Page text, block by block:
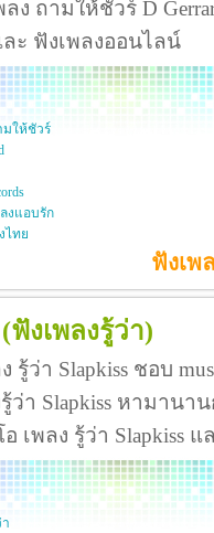
ง ถามให้ชัวร์ D
ละ ฟังเพลงออนไลน์
มให้ชัวร์
ลงแอบรัก
ไทย
ฟังเพ
(ฟังเพลงรู้ว่า)
รู้ว่า Slapkiss ชอบ
ว่า Slapkiss หามานา
เพลง รู้ว่า Slapkiss